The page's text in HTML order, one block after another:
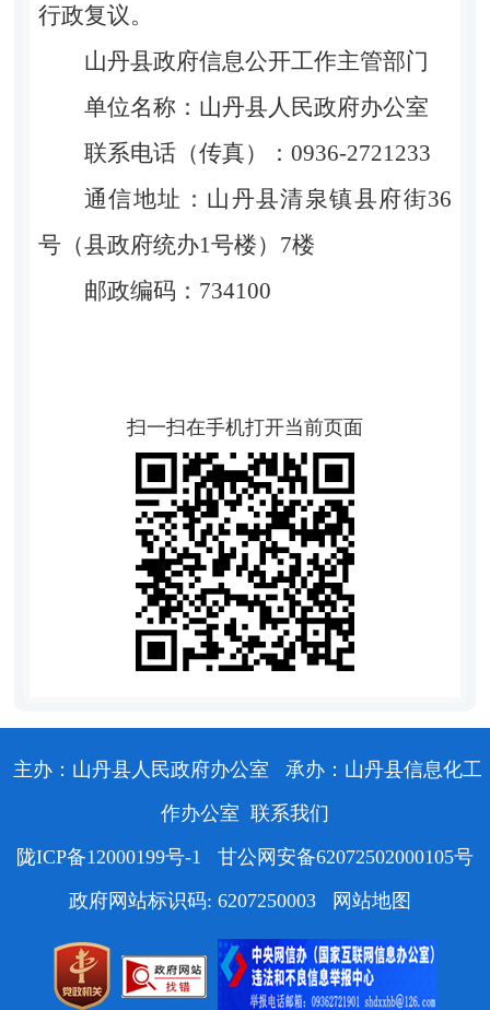
行政复议。
山丹县政府信息公开工作主管部门
单位名称：山丹县人民政府办公室
联系电话（传真）：0936-2721233
通信地址：山丹县清泉镇县府街36
号（县政府统办1号楼）7楼
邮政编码：734100
扫一扫在手机打开当前页面
主办：山丹县人民政府办公室
承办：山丹县信息化工
作办公室 联系我们
陇ICP备12000199号-1
甘公网安备62072502000105号
政府网站标识码: 6207250003
网站地图